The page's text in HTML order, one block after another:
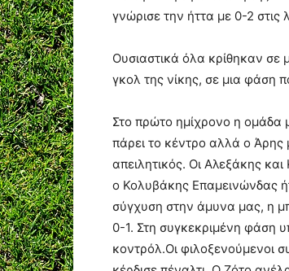
γνώρισε την ήττα με 0-2 στις
Ουσιαστικά όλα κρίθηκαν σε
γκολ της νίκης, σε μια φάση
Στο πρώτο ημίχρονο η ομάδα
πάρει το κέντρο αλλά ο Άρης
απειλητικός. Οι Αλεξάκης
ο Κολυβάκης Επαμεινώνδας
σύγχυση στην άμυνα μας, η
0-1. Στη συγκεκριμένη φάση
κοντρόλ.Οι φιλοξενούμενοι